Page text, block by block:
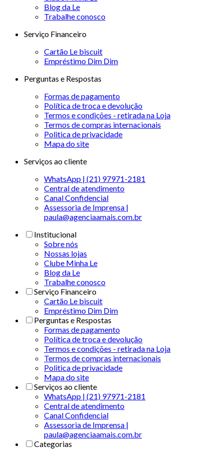
Blog da Le
Trabalhe conosco
Serviço Financeiro
Cartão Le biscuit
Empréstimo Dim Dim
Perguntas e Respostas
Formas de pagamento
Política de troca e devolução
Termos e condições - retirada na Loja
Termos de compras internacionais
Politica de privacidade
Mapa do site
Serviços ao cliente
WhatsApp | (21) 97971-2181
Central de atendimento
Canal Confidencial
Assessoria de Imprensa |
paula@agenciaamais.com.br
Institucional
Sobre nós
Nossas lojas
Clube Minha Le
Blog da Le
Trabalhe conosco
Serviço Financeiro
Cartão Le biscuit
Empréstimo Dim Dim
Perguntas e Respostas
Formas de pagamento
Política de troca e devolução
Termos e condições - retirada na Loja
Termos de compras internacionais
Politica de privacidade
Mapa do site
Serviços ao cliente
WhatsApp | (21) 97971-2181
Central de atendimento
Canal Confidencial
Assessoria de Imprensa |
paula@agenciaamais.com.br
Categorias